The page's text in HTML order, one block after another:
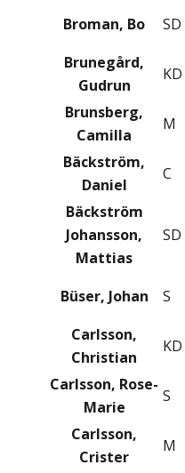
Broman, Bo SD
Brunegård,
Gudrun
KD
Brunsberg,
Camilla
M
Bäckström,
Daniel
C
Bäckström
Johansson,
Mattias
SD
Büser, Johan S
Carlsson,
Christian
KD
Carlsson, Rose-
Marie
S
Carlsson,
Crister
M